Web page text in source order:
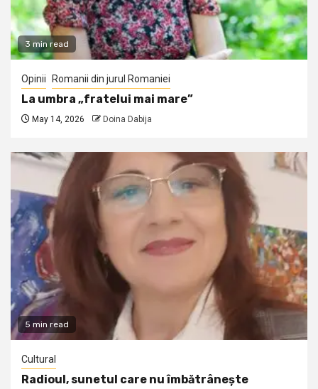
3 min read
Opinii Romanii din jurul Romaniei
La umbra „fratelui mai mare”
May 14, 2026 Doina Dabija
5 min read
Cultural
Radioul, sunetul care nu îmbătrânește